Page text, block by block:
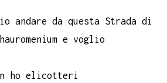
andare da questa Strada di
e voglio
ho elicotteri